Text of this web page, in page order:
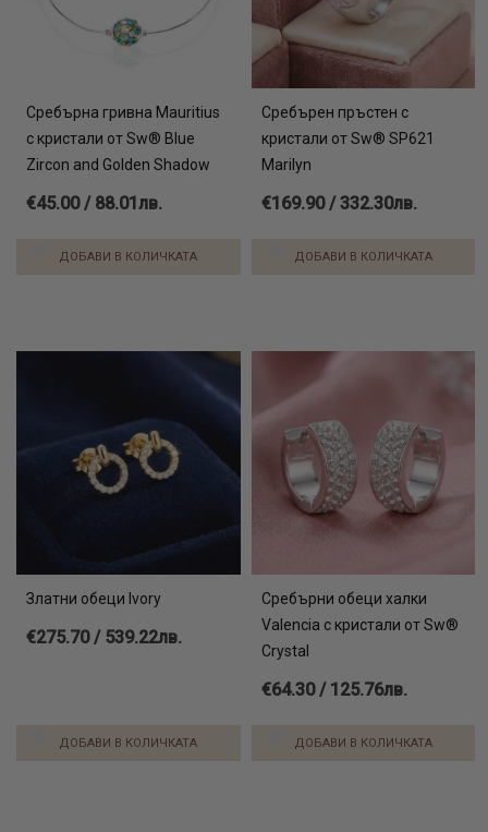
Сребърна гривна Mauritius
с кристали от Sw® Blue
Zircon and Golden Shadow
€45.00 / 88.01лв.
ДОБАВИ В КОЛИЧКАТА
Сребърен пръстен с
кристали от Sw® SP621
Marilyn
€169.90 / 332.30лв.
ДОБАВИ В КОЛИЧКАТА
Златни обеци Ivory
€275.70 / 539.22лв.
ДОБАВИ В КОЛИЧКАТА
Сребърни обеци халки
Valencia с кристали от Sw®
Crystal
€64.30 / 125.76лв.
ДОБАВИ В КОЛИЧКАТА